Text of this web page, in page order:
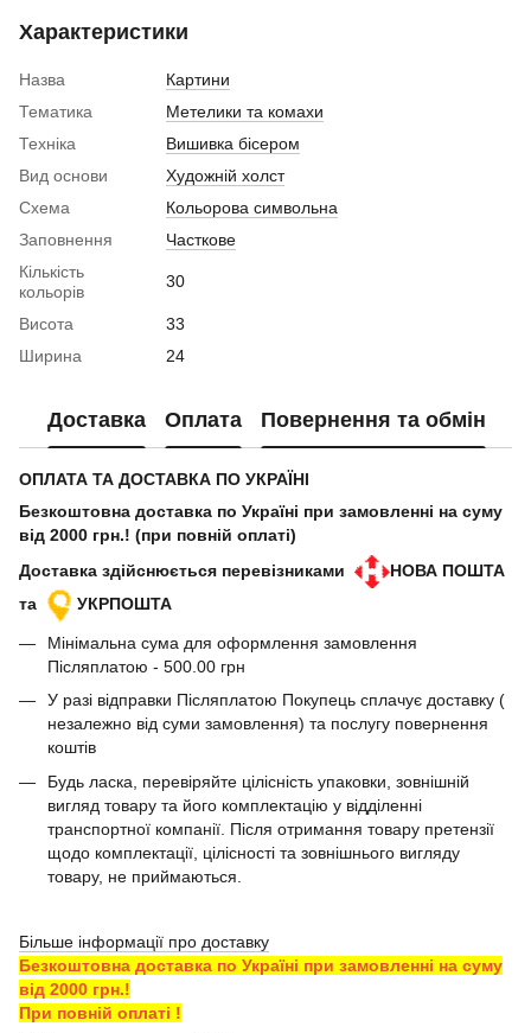
Характеристики
Назва
Картини
Тематика
Метелики та комахи
Техніка
Вишивка бісером
Вид основи
Художній холст
Схема
Кольорова символьна
Заповнення
Часткове
Кількість
кольорів
30
Висота
33
Ширина
24
Доставка Оплата Повернення та обмін
ОПЛАТА ТА ДОСТАВКА ПО УКРАЇНІ
Безкоштовна доставка по Україні при замовленні на суму
від 2000 грн.! (при повній оплаті)
Доставка здійснюється перевізниками
НОВА ПОШТА
та
УКРПОШТА
Мінімальна сума для оформлення замовлення
Післяплатою - 500.00 грн
У разі відправки Післяплатою Покупець сплачує доставку (
незалежно від суми замовлення) та послугу повернення
коштів
Будь ласка, перевіряйте цілісність упаковки, зовнішній
вигляд товару та його комплектацію у відділенні
транспортної компанії. Після отримання товару претензії
щодо комплектації, цілісності та зовнішнього вигляду
товару, не приймаються.
Більше інформації про доставку
Безкоштовна доставка по Україні при замовленні на суму
від 2000 грн.!
При повній оплаті !